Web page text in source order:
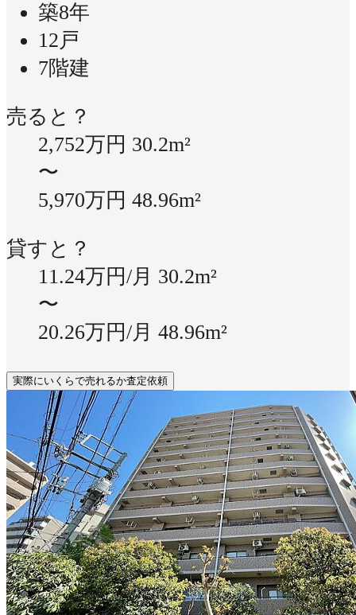
築8年
12戸
7階建
売ると？
2,752万円 30.2m²
〜
5,970万円 48.96m²
貸すと？
11.24万円/月 30.2m²
〜
20.26万円/月 48.96m²
実際にいくらで売れるか査定依頼